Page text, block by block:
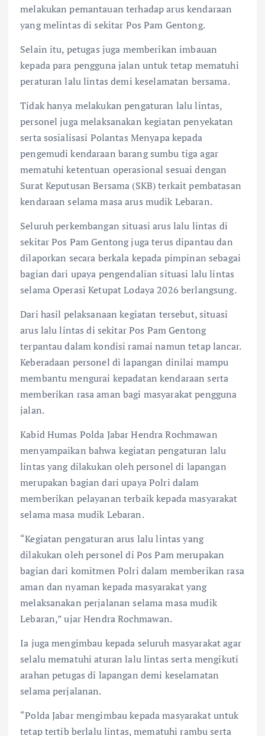
melakukan pemantauan terhadap arus kendaraan
yang melintas di sekitar Pos Pam Gentong.
Selain itu, petugas juga memberikan imbauan
kepada para pengguna jalan untuk tetap mematuhi
peraturan lalu lintas demi keselamatan bersama.
Tidak hanya melakukan pengaturan lalu lintas,
personel juga melaksanakan kegiatan penyekatan
serta sosialisasi Polantas Menyapa kepada
pengemudi kendaraan barang sumbu tiga agar
mematuhi ketentuan operasional sesuai dengan
Surat Keputusan Bersama (SKB) terkait pembatasan
kendaraan selama masa arus mudik Lebaran.
Seluruh perkembangan situasi arus lalu lintas di
sekitar Pos Pam Gentong juga terus dipantau dan
dilaporkan secara berkala kepada pimpinan sebagai
bagian dari upaya pengendalian situasi lalu lintas
selama Operasi Ketupat Lodaya 2026 berlangsung.
Dari hasil pelaksanaan kegiatan tersebut, situasi
arus lalu lintas di sekitar Pos Pam Gentong
terpantau dalam kondisi ramai namun tetap lancar.
Keberadaan personel di lapangan dinilai mampu
membantu mengurai kepadatan kendaraan serta
memberikan rasa aman bagi masyarakat pengguna
jalan.
Kabid Humas Polda Jabar Hendra Rochmawan
menyampaikan bahwa kegiatan pengaturan lalu
lintas yang dilakukan oleh personel di lapangan
merupakan bagian dari upaya Polri dalam
memberikan pelayanan terbaik kepada masyarakat
selama masa mudik Lebaran.
“Kegiatan pengaturan arus lalu lintas yang
dilakukan oleh personel di Pos Pam merupakan
bagian dari komitmen Polri dalam memberikan rasa
aman dan nyaman kepada masyarakat yang
melaksanakan perjalanan selama masa mudik
Lebaran,” ujar Hendra Rochmawan.
Ia juga mengimbau kepada seluruh masyarakat agar
selalu mematuhi aturan lalu lintas serta mengikuti
arahan petugas di lapangan demi keselamatan
selama perjalanan.
“Polda Jabar mengimbau kepada masyarakat untuk
tetap tertib berlalu lintas, mematuhi rambu serta